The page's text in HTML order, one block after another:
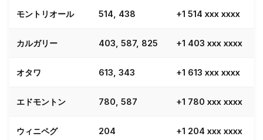
モントリオール 514, 438 +1 514 xxx xxxx
カルガリー 403, 587, 825 +1 403 xxx xxxx
オタワ 613, 343 +1 613 xxx xxxx
エドモントン 780, 587 +1 780 xxx xxxx
ウィニペグ 204 +1 204 xxx xxxx